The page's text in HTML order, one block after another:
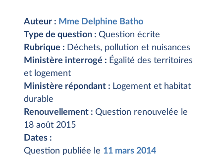
Auteur : Mme Delphine Batho
Type de question : Question écrite
Rubrique : Déchets, pollution et nuisances
Ministère interrogé : Égalité des territoires
et logement
Ministère répondant : Logement et habitat
durable
Renouvellement : Question renouvelée le
18 août 2015
Dates :
Question publiée le 11 mars 2014